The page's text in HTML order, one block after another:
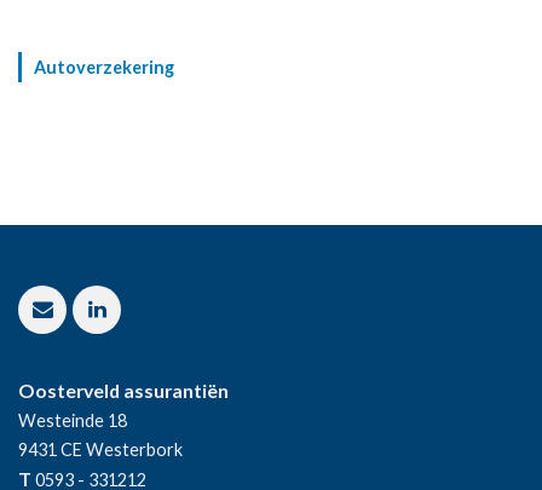
Autoverzekering
Oosterveld assurantiën
Westeinde 18
9431 CE Westerbork
T 0593 - 331212